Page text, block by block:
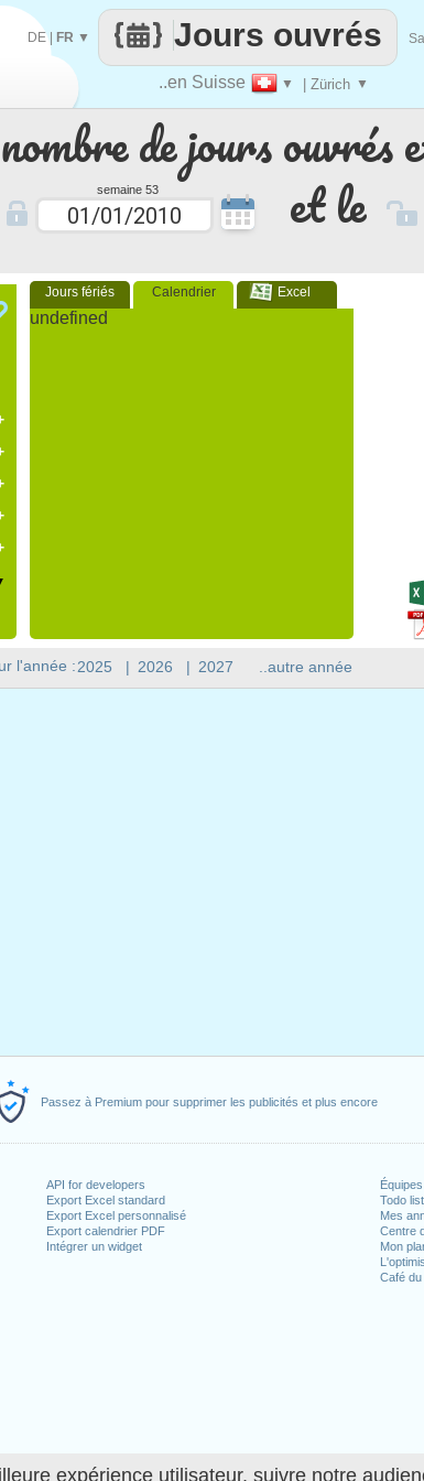
expérience utilisateur, suivre notre
Passez à Premium pour supprimer les publicités et plus encore
API for developers
Export Excel standard
Export Excel personnalisé
Export calendrier PDF
Intégrer un widget
Équipes
Todo list
Mes
Centre
Mon
Café du
de jours ouvrés
semaine 53 et le
Jours fériés Calendrier Excel
undefined
..en Suisse ▼ | Zürich ▼
Jours ouvrés
DE| FR ▼
l'année :2025 | 2026 | 2027 ..autre année